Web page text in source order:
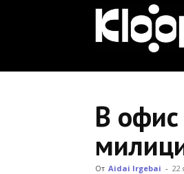
В офис
От Aidai Irgebai - 22